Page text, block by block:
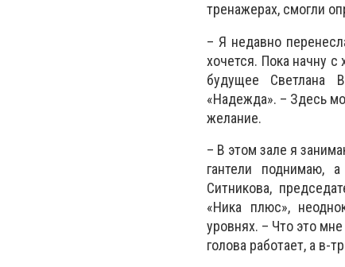
тренажерах, смогли
– Я недавно
хочется. Пока начну с
будущее Светлана
«Надежда». – Здесь
желание.
– В этом зале я
гантели поднимаю,
Ситникова,
«Ника плюс»,
уровнях. – Что это
голова работает, а в-